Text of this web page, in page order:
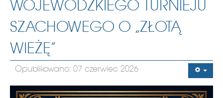
WOJEWÓDZKIEGO TURNIEJU
SZACHOWEGO O „ZŁOTĄ
WIEŻĘ”
Opublikowano: 07 czerwiec 2026